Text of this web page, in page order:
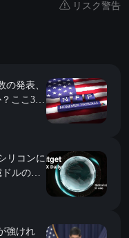
リスク警告
発表、
ここ3年
リコンに
ドルの
農業デー
強けれ